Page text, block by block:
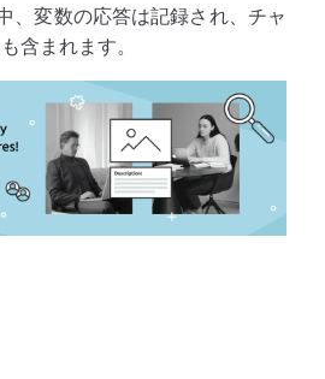
、変数の応答は記録され、チャ
含まれます。